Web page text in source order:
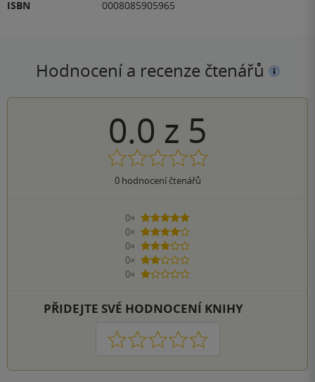
ISBN
0008085905965
Hodnocení a recenze čtenářů
0.0 z 5
0hodnocení čtenářů
0×
5 hvězdiček
0×
4 hvězdičky
0×
3 hvězdičky
0×
2 hvězdičky
0×
1 hvezdička
PŘIDEJTE SVÉ HODNOCENÍ KNIHY
1 2 3 4 5